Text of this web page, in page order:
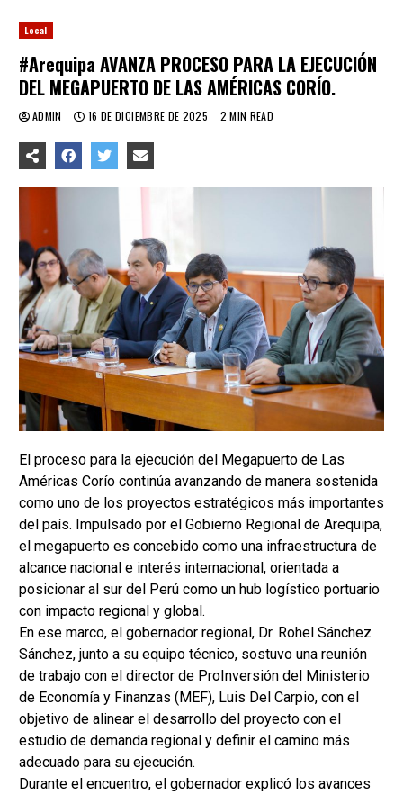
Local
#Arequipa AVANZA PROCESO PARA LA EJECUCIÓN
DEL MEGAPUERTO DE LAS AMÉRICAS CORÍO.
ADMIN 16 DE DICIEMBRE DE 2025 2 MIN READ
El proceso para la ejecución del Megapuerto de Las
Américas Corío continúa avanzando de manera sostenida
como uno de los proyectos estratégicos más importantes
del país. Impulsado por el Gobierno Regional de Arequipa,
el megapuerto es concebido como una infraestructura de
alcance nacional e interés internacional, orientada a
posicionar al sur del Perú como un hub logístico portuario
con impacto regional y global.
En ese marco, el gobernador regional, Dr. Rohel Sánchez
Sánchez, junto a su equipo técnico, sostuvo una reunión
de trabajo con el director de ProInversión del Ministerio
de Economía y Finanzas (MEF), Luis Del Carpio, con el
objetivo de alinear el desarrollo del proyecto con el
estudio de demanda regional y definir el camino más
adecuado para su ejecución.
Durante el encuentro, el gobernador explicó los avances